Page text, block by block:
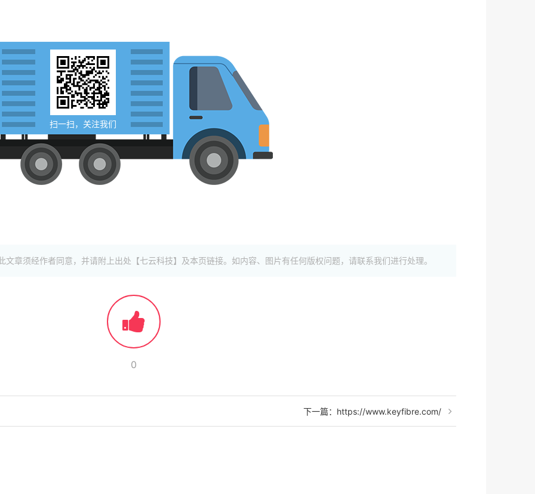
扫一扫，关注我们
章须经作者同意，并请附上出处【七云科技】及本页链接。如内容、图片有任何版权问题，请联系我们进行处理。
0
下一篇：https://www.keyfibre.com/